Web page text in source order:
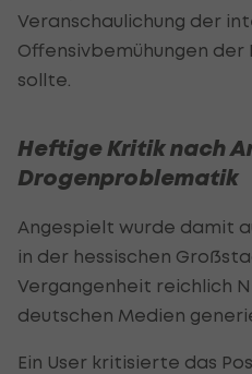
Veranschaulichung der
Offensivbemühungen
sollte.
Heftige Kritik nach
Drogenproblematik
Angespielt wurde damit
in der hessischen
Vergangenheit reichlich
deutschen Medien
Ein User kritisierte das